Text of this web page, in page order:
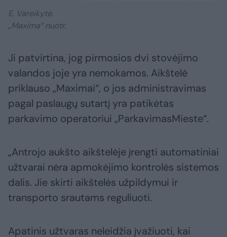
E. Vareikytė.
„Maxima“ nuotr.
Ji patvirtina, jog pirmosios dvi stovėjimo
valandos joje yra nemokamos. Aikštelė
priklauso „Maximai“, o jos administravimas
pagal paslaugų sutartį yra patikėtas
parkavimo operatoriui „ParkavimasMieste“.
„Antrojo aukšto aikštelėje įrengti automatiniai
užtvarai nėra apmokėjimo kontrolės sistemos
dalis. Jie skirti aikštelės užpildymui ir
transporto srautams reguliuoti.
Apatinis užtvaras neleidžia įvažiuoti, kai